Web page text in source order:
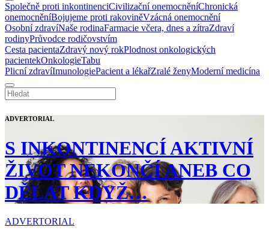
Společně proti inkontinenciCivilizační onemocněníChronická
onemocněníBojujeme proti rakoviněVzácná onemocnění
Osobní zdravíNaše rodinaFarmacie včera, dnes a zítraZdraví
rodinyPrůvodce rodičovstvím
Cesta pacientaZdravý nový rokPlodnost onkologických
pacientekOnkologieTabu
Plicní zdravíImunologiePacient a lékařZralé ženyModerní medicína
ADVERTORIAL
S INKONTINENCÍ AKTIVNÍ
ŽIVOT NEKONČÍ ANEB CO
DĚLAT KDYŽ…
ADVERTORIAL